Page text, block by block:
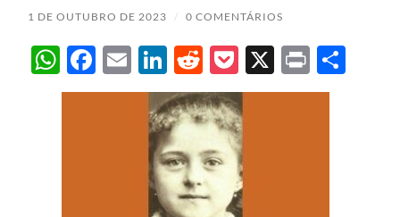
1 DE OUTUBRO DE 2023 / 0 COMENTÁRIOS
WhatsApp
Facebook
EmailLinkedIn
Reddit
Pocket
X Print